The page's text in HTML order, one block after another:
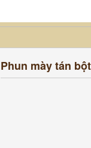
Phun mày tán